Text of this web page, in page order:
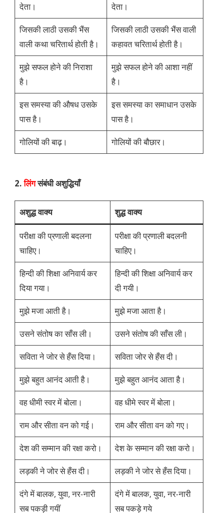
देता।
देता।
जिसकी लाठी उसकी भैंस
वाली कथा चरितार्थ होती है।
जिसकी लाठी उसकी भैंस वाली
कहावत चरितार्थ होती है।
मुझे सफल होने की निराशा
है।
मुझे सफल होने की आशा नहीं
है।
इस समस्या की औषध उसके
पास है।
इस समस्या का समाधान उसके
पास है।
गोलियों की बाढ़। गोलियों की बौछार।
2.लिंगसंबंधी अशुद्धियाँ
अशुद्ध वाक्य शुद्ध वाक्य
परीक्षा की प्रणाली बदलना
चाहिए।
परीक्षा की प्रणाली बदलनी
चाहिए।
हिन्दी की शिक्षा अनिवार्य कर
दिया गया।
हिन्दी की शिक्षा अनिवार्य कर
दी गयी।
मुझे मजा आती है। मुझे मजा आता है।
उसने संतोष का साँस ली। उसने संतोष की साँस ली।
सविता ने जोर से हँस दिया। सविता जोर से हँस दी।
मुझे बहुत आनंद आती है। मुझे बहुत आनंद आता है।
वह धीमी स्वर में बोला। वह धीमे स्वर में बोला।
राम और सीता वन को गई। राम और सीता वन को गए।
देश की सम्मान की रक्षा करो। देश के सम्मान की रक्षा करो।
लड़की ने जोर से हँस दी। लड़की ने जोर से हँस दिया।
दंगे में बालक, युवा, नर-नारी
सब पकड़ी गयीं
दंगे में बालक, युवा, नर-नारी
सब पकड़े गये